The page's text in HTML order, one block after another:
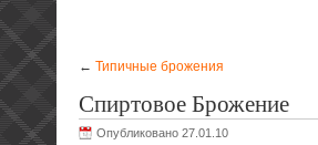
← Типичные брожения
Спиртовое Брожение
Опубликовано 27.01.10